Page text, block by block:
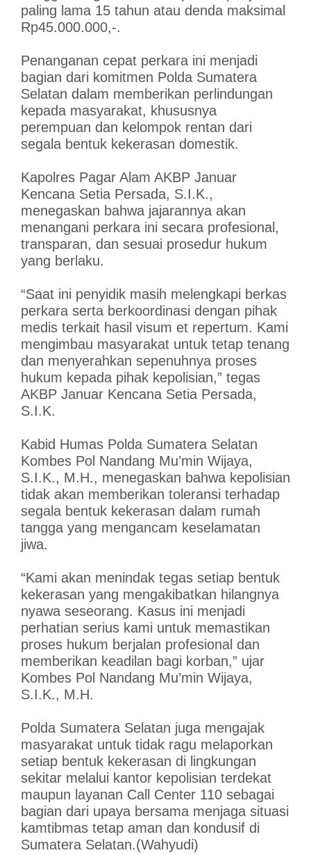
paling lama 15 tahun atau denda maksimal
Rp45.000.000,-.
Penanganan cepat perkara ini menjadi
bagian dari komitmen Polda Sumatera
Selatan dalam memberikan perlindungan
kepada masyarakat, khususnya
perempuan dan kelompok rentan dari
segala bentuk kekerasan domestik.
Kapolres Pagar Alam AKBP Januar
Kencana Setia Persada, S.I.K.,
menegaskan bahwa jajarannya akan
menangani perkara ini secara profesional,
transparan, dan sesuai prosedur hukum
yang berlaku.
“Saat ini penyidik masih melengkapi berkas
perkara serta berkoordinasi dengan pihak
medis terkait hasil visum et repertum. Kami
mengimbau masyarakat untuk tetap tenang
dan menyerahkan sepenuhnya proses
hukum kepada pihak kepolisian,” tegas
AKBP Januar Kencana Setia Persada,
S.I.K.
Kabid Humas Polda Sumatera Selatan
Kombes Pol Nandang Mu’min Wijaya,
S.I.K., M.H., menegaskan bahwa kepolisian
tidak akan memberikan toleransi terhadap
segala bentuk kekerasan dalam rumah
tangga yang mengancam keselamatan
jiwa.
“Kami akan menindak tegas setiap bentuk
kekerasan yang mengakibatkan hilangnya
nyawa seseorang. Kasus ini menjadi
perhatian serius kami untuk memastikan
proses hukum berjalan profesional dan
memberikan keadilan bagi korban,” ujar
Kombes Pol Nandang Mu’min Wijaya,
S.I.K., M.H.
Polda Sumatera Selatan juga mengajak
masyarakat untuk tidak ragu melaporkan
setiap bentuk kekerasan di lingkungan
sekitar melalui kantor kepolisian terdekat
maupun layanan Call Center 110 sebagai
bagian dari upaya bersama menjaga situasi
kamtibmas tetap aman dan kondusif di
Sumatera Selatan.(Wahyudi)